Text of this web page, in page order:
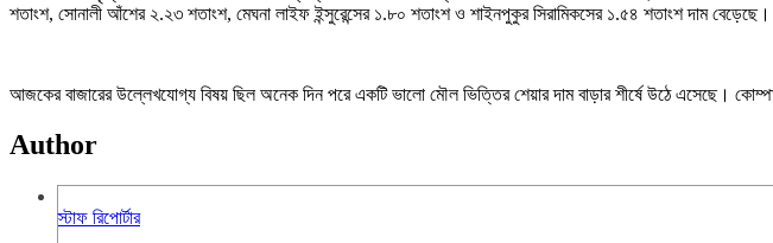
শতাংশ, সোনালী আঁশের ২.২৩ শতাংশ, মেঘনা লাইফ ইন্সুরেন্সের ১.৮০ শতাংশ ও শাইনপুকুর সিরামিকসের ১.৫৪ শতাংশ দাম বেড়েছে।
আজকের বাজারের উল্লেখযোগ্য বিষয় ছিল অনেক দিন পরে একটি ভালো মৌল ভিত্তির শেয়ার দাম বাড়ার শীর্ষে উঠে এসেছে।
Author
স্টাফ রিপোর্টার